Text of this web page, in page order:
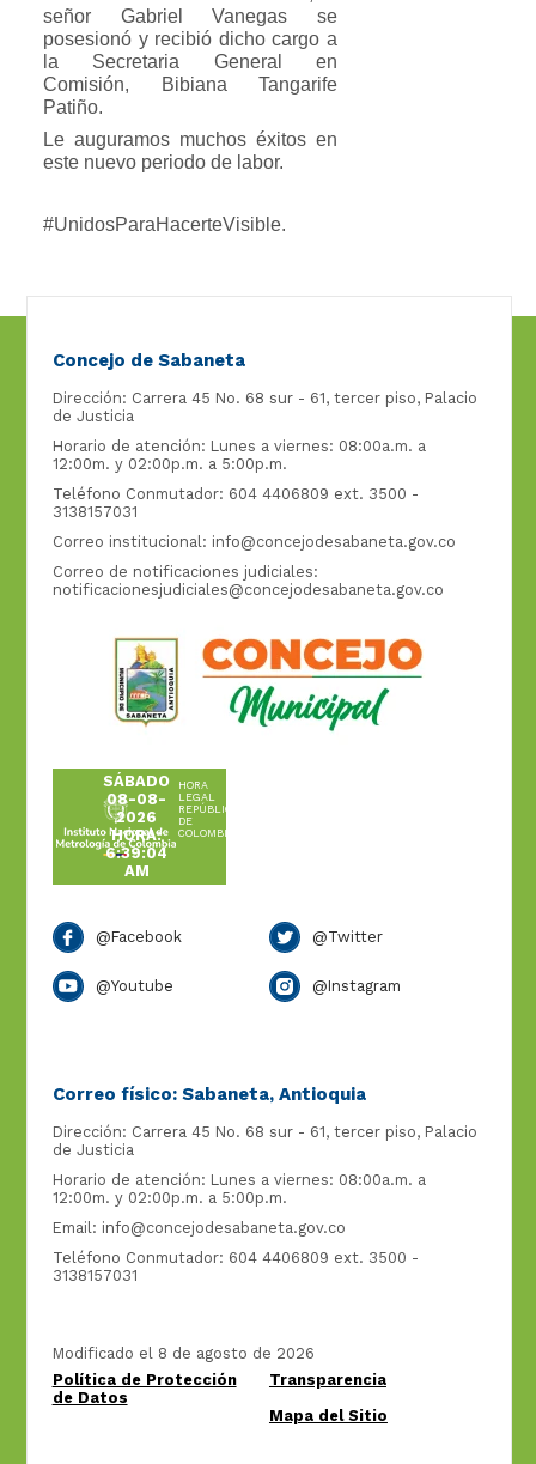
señor Gabriel Vanegas se
posesionó y recibió dicho cargo a
la Secretaria General en
Comisión, Bibiana Tangarife
Patiño.
Le auguramos muchos éxitos en
este nuevo periodo de labor.
#UnidosParaHacerteVisible.
Concejo de Sabaneta
Dirección: Carrera 45 No. 68 sur - 61, tercer piso, Palacio
de Justicia
Horario de atención: Lunes a viernes: 08:00a.m. a
12:00m. y 02:00p.m. a 5:00p.m.
Teléfono Conmutador: 604 4406809 ext. 3500 -
3138157031
Correo institucional: info@concejodesabaneta.gov.co
Correo de notificaciones judiciales:
notificacionesjudiciales@concejodesabaneta.gov.co
SÁBADO
08-08-
2026
HORA:
6:39:04
AM
HORA
LEGAL
REPÚBLICA
DE
COLOMBIA
@Facebook @Twitter
@Youtube @Instagram
Correo físico: Sabaneta, Antioquia
Dirección: Carrera 45 No. 68 sur - 61, tercer piso, Palacio
de Justicia
Horario de atención: Lunes a viernes: 08:00a.m. a
12:00m. y 02:00p.m. a 5:00p.m.
Email: info@concejodesabaneta.gov.co
Teléfono Conmutador: 604 4406809 ext. 3500 -
3138157031
Modificado el 8 de agosto de 2026
Política de Protección
de Datos
Transparencia
Mapa del Sitio